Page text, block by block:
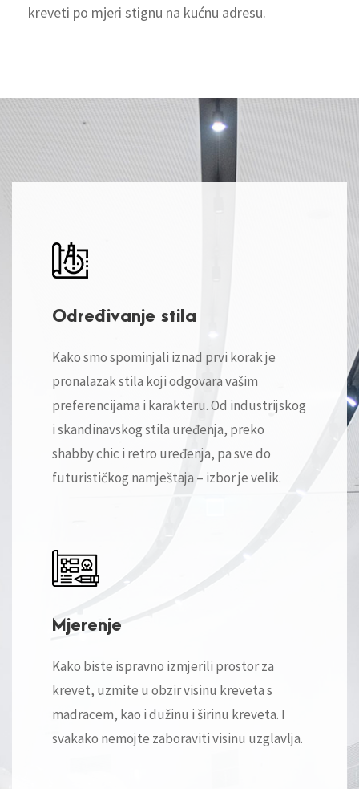
kreveti po mjeri stignu na kućnu adresu.
Određivanje stila
Kako smo spominjali iznad prvi korak je
pronalazak stila koji odgovara vašim
preferencijama i karakteru. Od industrijskog
i skandinavskog stila uređenja, preko
shabby chic i retro uređenja, pa sve do
futurističkog namještaja – izbor je velik.
Mjerenje
Kako biste ispravno izmjerili prostor za
krevet, uzmite u obzir visinu kreveta s
madracem, kao i dužinu i širinu kreveta. I
svakako nemojte zaboraviti visinu uzglavlja.